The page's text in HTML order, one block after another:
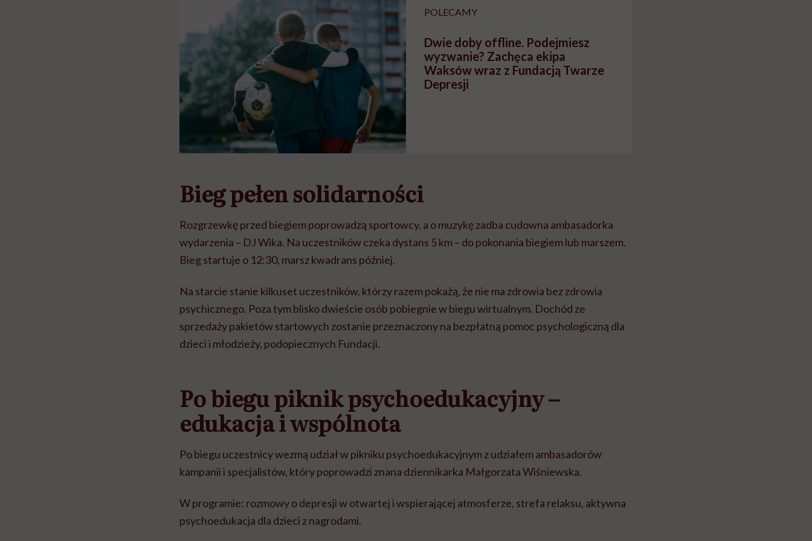
POLECAMY
Dwie doby offline. Podejmiesz
wyzwanie? Zachęca ekipa
Waksów wraz z Fundacją Twarze
Depresji
Bieg pełen solidarności
Rozgrzewkę przed biegiem poprowadzą sportowcy, a o muzykę zadba cudowna ambasadorka
wydarzenia – DJ Wika. Na uczestników czeka dystans 5 km – do pokonania biegiem lub marszem.
Bieg startuje o 12:30, marsz kwadrans później.
Na starcie stanie kilkuset uczestników, którzy razem pokażą, że nie ma zdrowia bez zdrowia
psychicznego. Poza tym blisko dwieście osób pobiegnie w biegu wirtualnym. Dochód ze
sprzedaży pakietów startowych zostanie przeznaczony na bezpłatną pomoc psychologiczną dla
dzieci i młodzieży, podopiecznych Fundacji.
Po biegu piknik psychoedukacyjny –
edukacja i wspólnota
Po biegu uczestnicy wezmą udział w pikniku psychoedukacyjnym z udziałem ambasadorów
kampanii i specjalistów, który poprowadzi znana dziennikarka Małgorzata Wiśniewska.
W programie: rozmowy o depresji w otwartej i wspierającej atmosferze, strefa relaksu, aktywna
psychoedukacja dla dzieci z nagrodami.